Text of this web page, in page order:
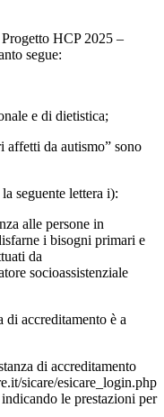
HCP 2025 –
segue:
e di dietistica;
affetti da autismo” sono
seguente lettera i):
alle persone in
i bisogni primari e
da
socioassistenziale
di accreditamento è a
di accreditamento
sicare/esicare_login.php
le prestazioni per